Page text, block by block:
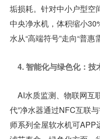
UFI
联
垢损耗。针对中小户型空
中央净水机，体积缩小
水从“高端符号”走向“普惠
4. 智能化与绿色化：技
AI水质监测、物联网互
代”净水器通过NFC互联
师系列全屋软水机可